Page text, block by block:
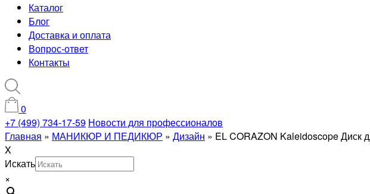
Каталог
Блог
Доставка и оплата
Вопрос-ответ
Контакты
0
+7 (499) 734-17-59 Новости для профессионалов
Главная » МАНИКЮР И ПЕДИКЮР » Дизайн » EL CORAZON Kaleidoscope Диск
X
Искать
×